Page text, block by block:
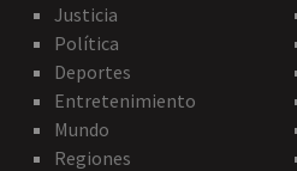
Justicia
Política
Deportes
Entretenimiento
Mundo
Regiones